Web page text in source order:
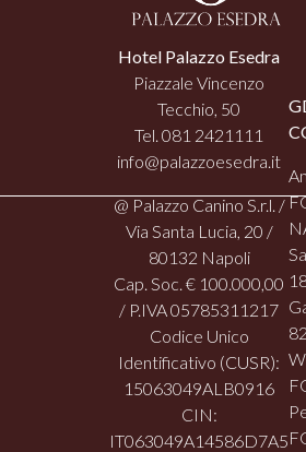
Hotel Palazzo Esedra
Piazzale Vincenzo
Tecchio, 50
Tel. 081 2421111
info@palazzoesedra.it
@ Palazzo Canino S.r.l. /
Via Santa Lucia, 20 /
80132 Napoli
Cap. Soc. € 100.000,00
/ P.IVA 05785311217
Codice Unico
Identificativo (CUSR):
15063049ALB0916
CIN:
IT063049A14586D7A5